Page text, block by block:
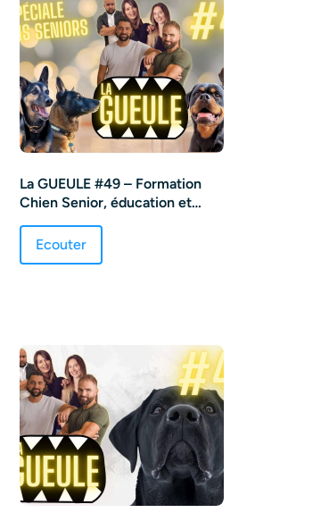
La GUEULE #49 – Formation
Chien Senior, éducation et
Ecouter